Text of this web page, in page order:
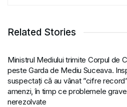
Related Stories
Ministrul Mediului trimite Corpul de
peste Garda de Mediu Suceava.
suspectați că au vânat ”cifre
amenzi, în timp ce problemele
nerezolvate